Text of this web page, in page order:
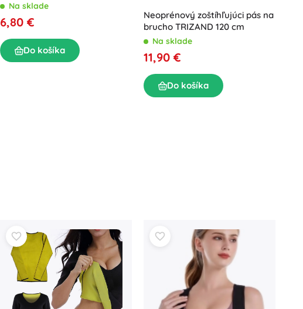
Na sklade
6,80 €
Do košíka
Neoprénový zoštíhľujúci pás na
brucho TRIZAND 120 cm
Na sklade
11,90 €
Do košíka